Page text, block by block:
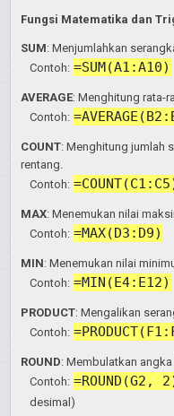
Fungsi Matematika dan
SUM: Menjumlahkan
Contoh: =SUM(A1:A10)
AVERAGE: Menghitung rata-
Contoh:
COUNT: Menghitung jumlah
rentang.
Contoh:
MAX: Menemukan nilai
Contoh: =MAX(D3:D9)
MIN: Menemukan nilai
Contoh: =MIN(E4:E12)
PRODUCT: Mengalikan
Contoh:
ROUND: Membulatkan
Contoh: =ROUND(G2,
desimal)